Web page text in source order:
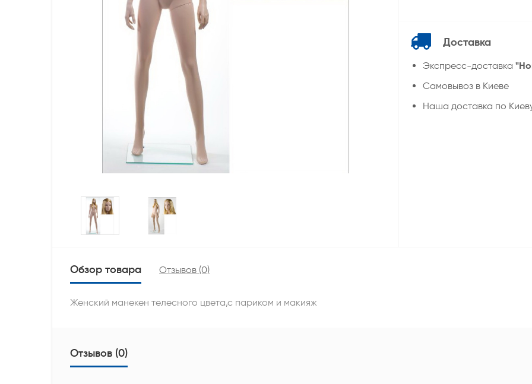
Доставка
Экспресс-доставка
Самовывоз в Киеве
Наша доставка по
Обзор товара Отзывов (0)
Женский манекен телесного цвета,с париком и макияж
Отзывов (0)